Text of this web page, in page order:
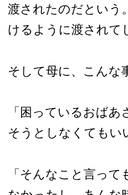
渡されたのだという
けるように渡されて
そして母に、こんな
「困っているおば
そうとしなくてもい
「そんなこと言っ